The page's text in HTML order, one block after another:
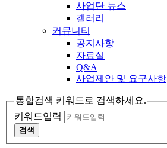
사업단 뉴스
갤러리
커뮤니티
공지사항
자료실
Q&A
사업제안 및 요구사항
통합검색 키워드로 검색하세요.
키워드입력
검색